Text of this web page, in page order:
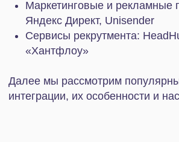
открывает расширенный набор функций, за
исключением двусторонней синхронизации с
пользователи тарифов «Профессиональный» и
«Энтерпрайз».
«Коннектор к 1С» включает 6 базовых
модулей: